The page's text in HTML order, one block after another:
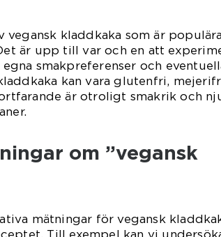
kladdkaka som är
är upp till var och en att
smakpreferenser och
kan vara glutenfri,
är otroligt smakrik och
om ”vegansk
mätningar för vegansk